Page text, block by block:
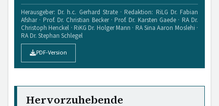
Herausgeber: Dr. h.c. Gerhard Strate · Redaktion: RiLG Dr. Fabian
Afshar · Prof. Dr. Christian Becker · Prof. Dr. Karsten Gaede · RA Dr.
Christoph Henckel · RiKG Dr. Holger Mann · RA Sina Aaron Moslehi ·
RA Dr. Stephan Schlegel
PDF-Version
Hervorzuhebende